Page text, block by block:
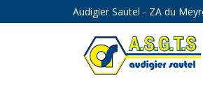
Audigier Sautel - ZA du